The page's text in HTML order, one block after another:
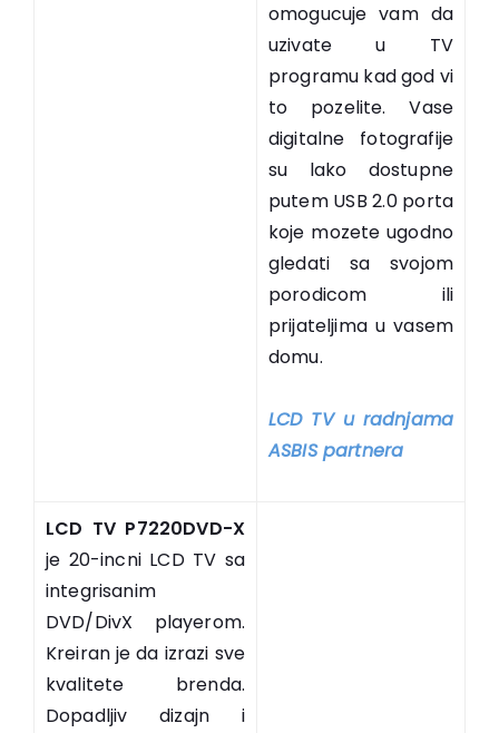
omogucuje vam da
uzivate u TV
programu kad god vi
to pozelite. Vase
digitalne fotografije
su lako dostupne
putem USB 2.0 porta
koje mozete ugodno
gledati sa svojom
porodicom ili
prijateljima u vasem
domu.
LCD TV u radnjama
ASBIS partnera
LCD TV P7220DVD-X
je 20-incni LCD TV sa
integrisanim
DVD/DivX playerom.
Kreiran je da izrazi sve
kvalitete brenda.
Dopadljiv dizajn i